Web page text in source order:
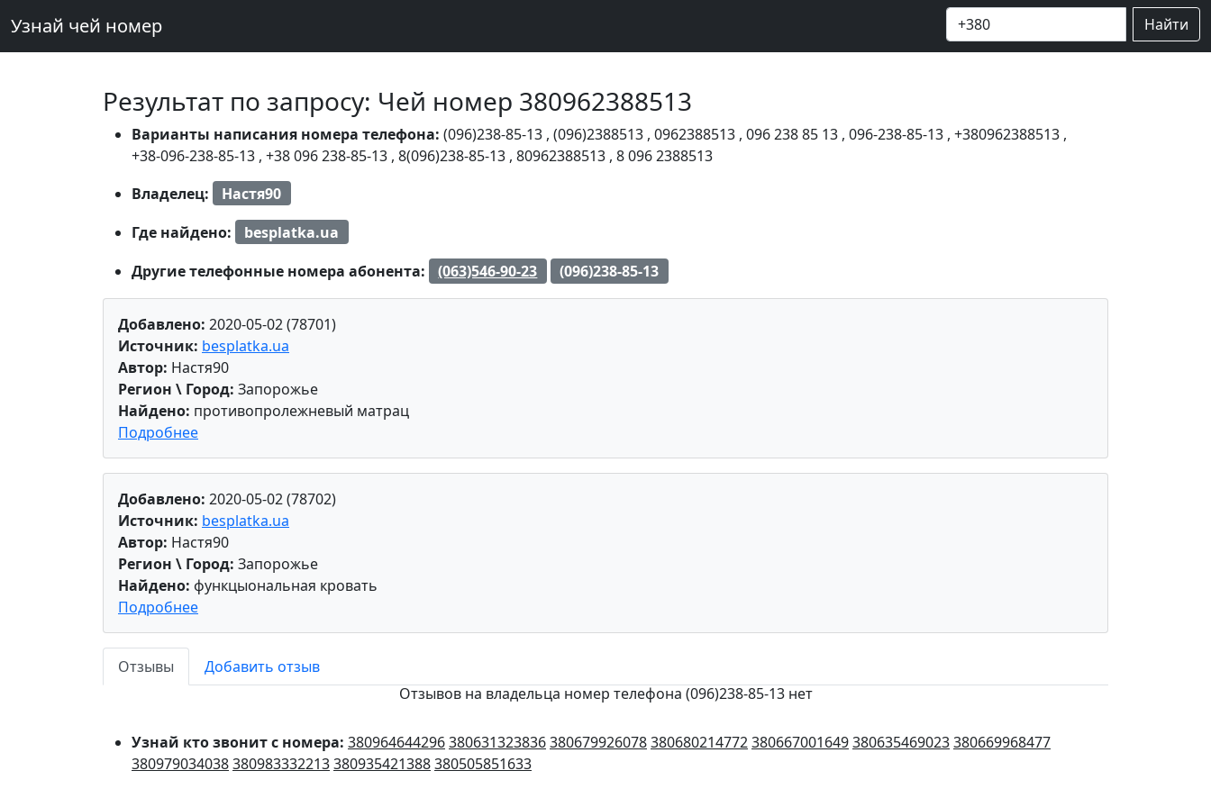
Узнай чей номер Найти
Результат по запросу: Чей номер 380962388513
Варианты написания номера телефона: (096)238-85-13 , (096)2388513 , 0962388513 , 096 238 85 13 , 096-238-85-13 , +380962388513 ,
+38-096-238-85-13 , +38 096 238-85-13 , 8(096)238-85-13 , 80962388513 , 8 096 2388513
Владелец:
Настя90
Где найдено:
besplatka.ua
Другие телефонные номера абонента:
(063)546-90-23 (096)238-85-13
Добавлено: 2020-05-02 (78701)
Источник: besplatka.ua
Автор: Настя90
Регион \ Город: Запорожье
Найдено: противопролежневый матрац
Подробнее
Добавлено: 2020-05-02 (78702)
Источник: besplatka.ua
Автор: Настя90
Регион \ Город: Запорожье
Найдено: функцыональная кровать
Подробнее
Отзывы
Добавить отзыв
Отзывов на владельца номер телефона (096)238-85-13 нет
Узнай кто звонит с номера: 380964644296380631323836380679926078380680214772380667001649380635469023380669968477
380979034038380983332213380935421388380505851633